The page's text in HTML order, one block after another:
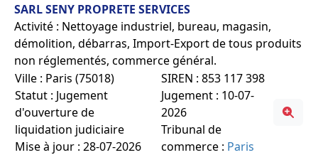
SARL SENY PROPRETE SERVICES
Activité : Nettoyage industriel, bureau, magasin,
démolition, débarras, Import-Export de tous produits
non réglementés, commerce général.
Ville : Paris (75018)
Statut : Jugement
d'ouverture de
liquidation judiciaire
Mise à jour : 28-07-2026
SIREN : 853 117 398
Jugement : 10-07-
2026
Tribunal de
commerce : Paris